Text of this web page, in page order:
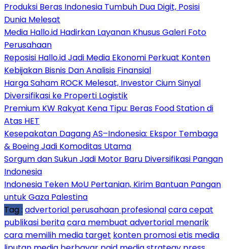
Produksi Beras Indonesia Tumbuh Dua Digit, Posisi
Dunia Melesat
Media Hallo.id Hadirkan Layanan Khusus Galeri Foto
Perusahaan
Reposisi Hallo.id Jadi Media Ekonomi Perkuat Konten
Kebijakan Bisnis Dan Analisis Finansial
Harga Saham ROCK Melesat, Investor Cium Sinyal
Diversifikasi ke Properti Logistik
Premium KW Rakyat Kena Tipu: Beras Food Station di
Atas HET
Kesepakatan Dagang AS–Indonesia: Ekspor Tembaga
& Boeing Jadi Komoditas Utama
Sorgum dan Sukun Jadi Motor Baru Diversifikasi Pangan
Indonesia
Indonesia Teken MoU Pertanian, Kirim Bantuan Pangan
untuk Gaza Palestina
Tag : advertorial perusahaan profesionalcara cepat
publikasi beritacara membuat advertorial menarik
cara memilih media target konten promosi etis media